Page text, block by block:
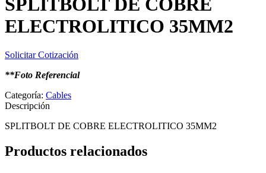
ELECTROLITICO 35MM2
Solicitar Cotización
**Foto Referencial
Categoría: Cables
Descripción
SPLITBOLT DE COBRE ELECTROLITICO 35MM2
Productos relacionados